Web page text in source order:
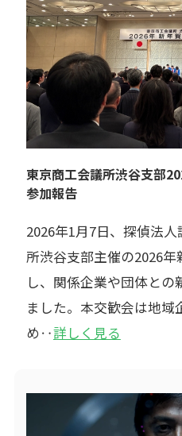
東京商工会議所渋谷支部
参加報告
2026年1月7日、探偵法
所渋谷支部主催の2026
し、関係企業や団体と
ました。本交歓会は地
め‥詳しく見る